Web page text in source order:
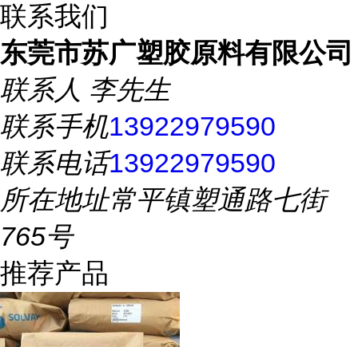
联系我们
东莞市苏广塑胶原料有限公司
联系人 李先生
联系手机13922979590
联系电话13922979590
所在地址常平镇塑通路七街
765号
推荐产品